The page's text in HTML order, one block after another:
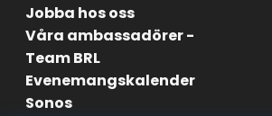
Jobba hos oss
Våra ambassadörer -
Team BRL
Evenemangskalender
Sonos